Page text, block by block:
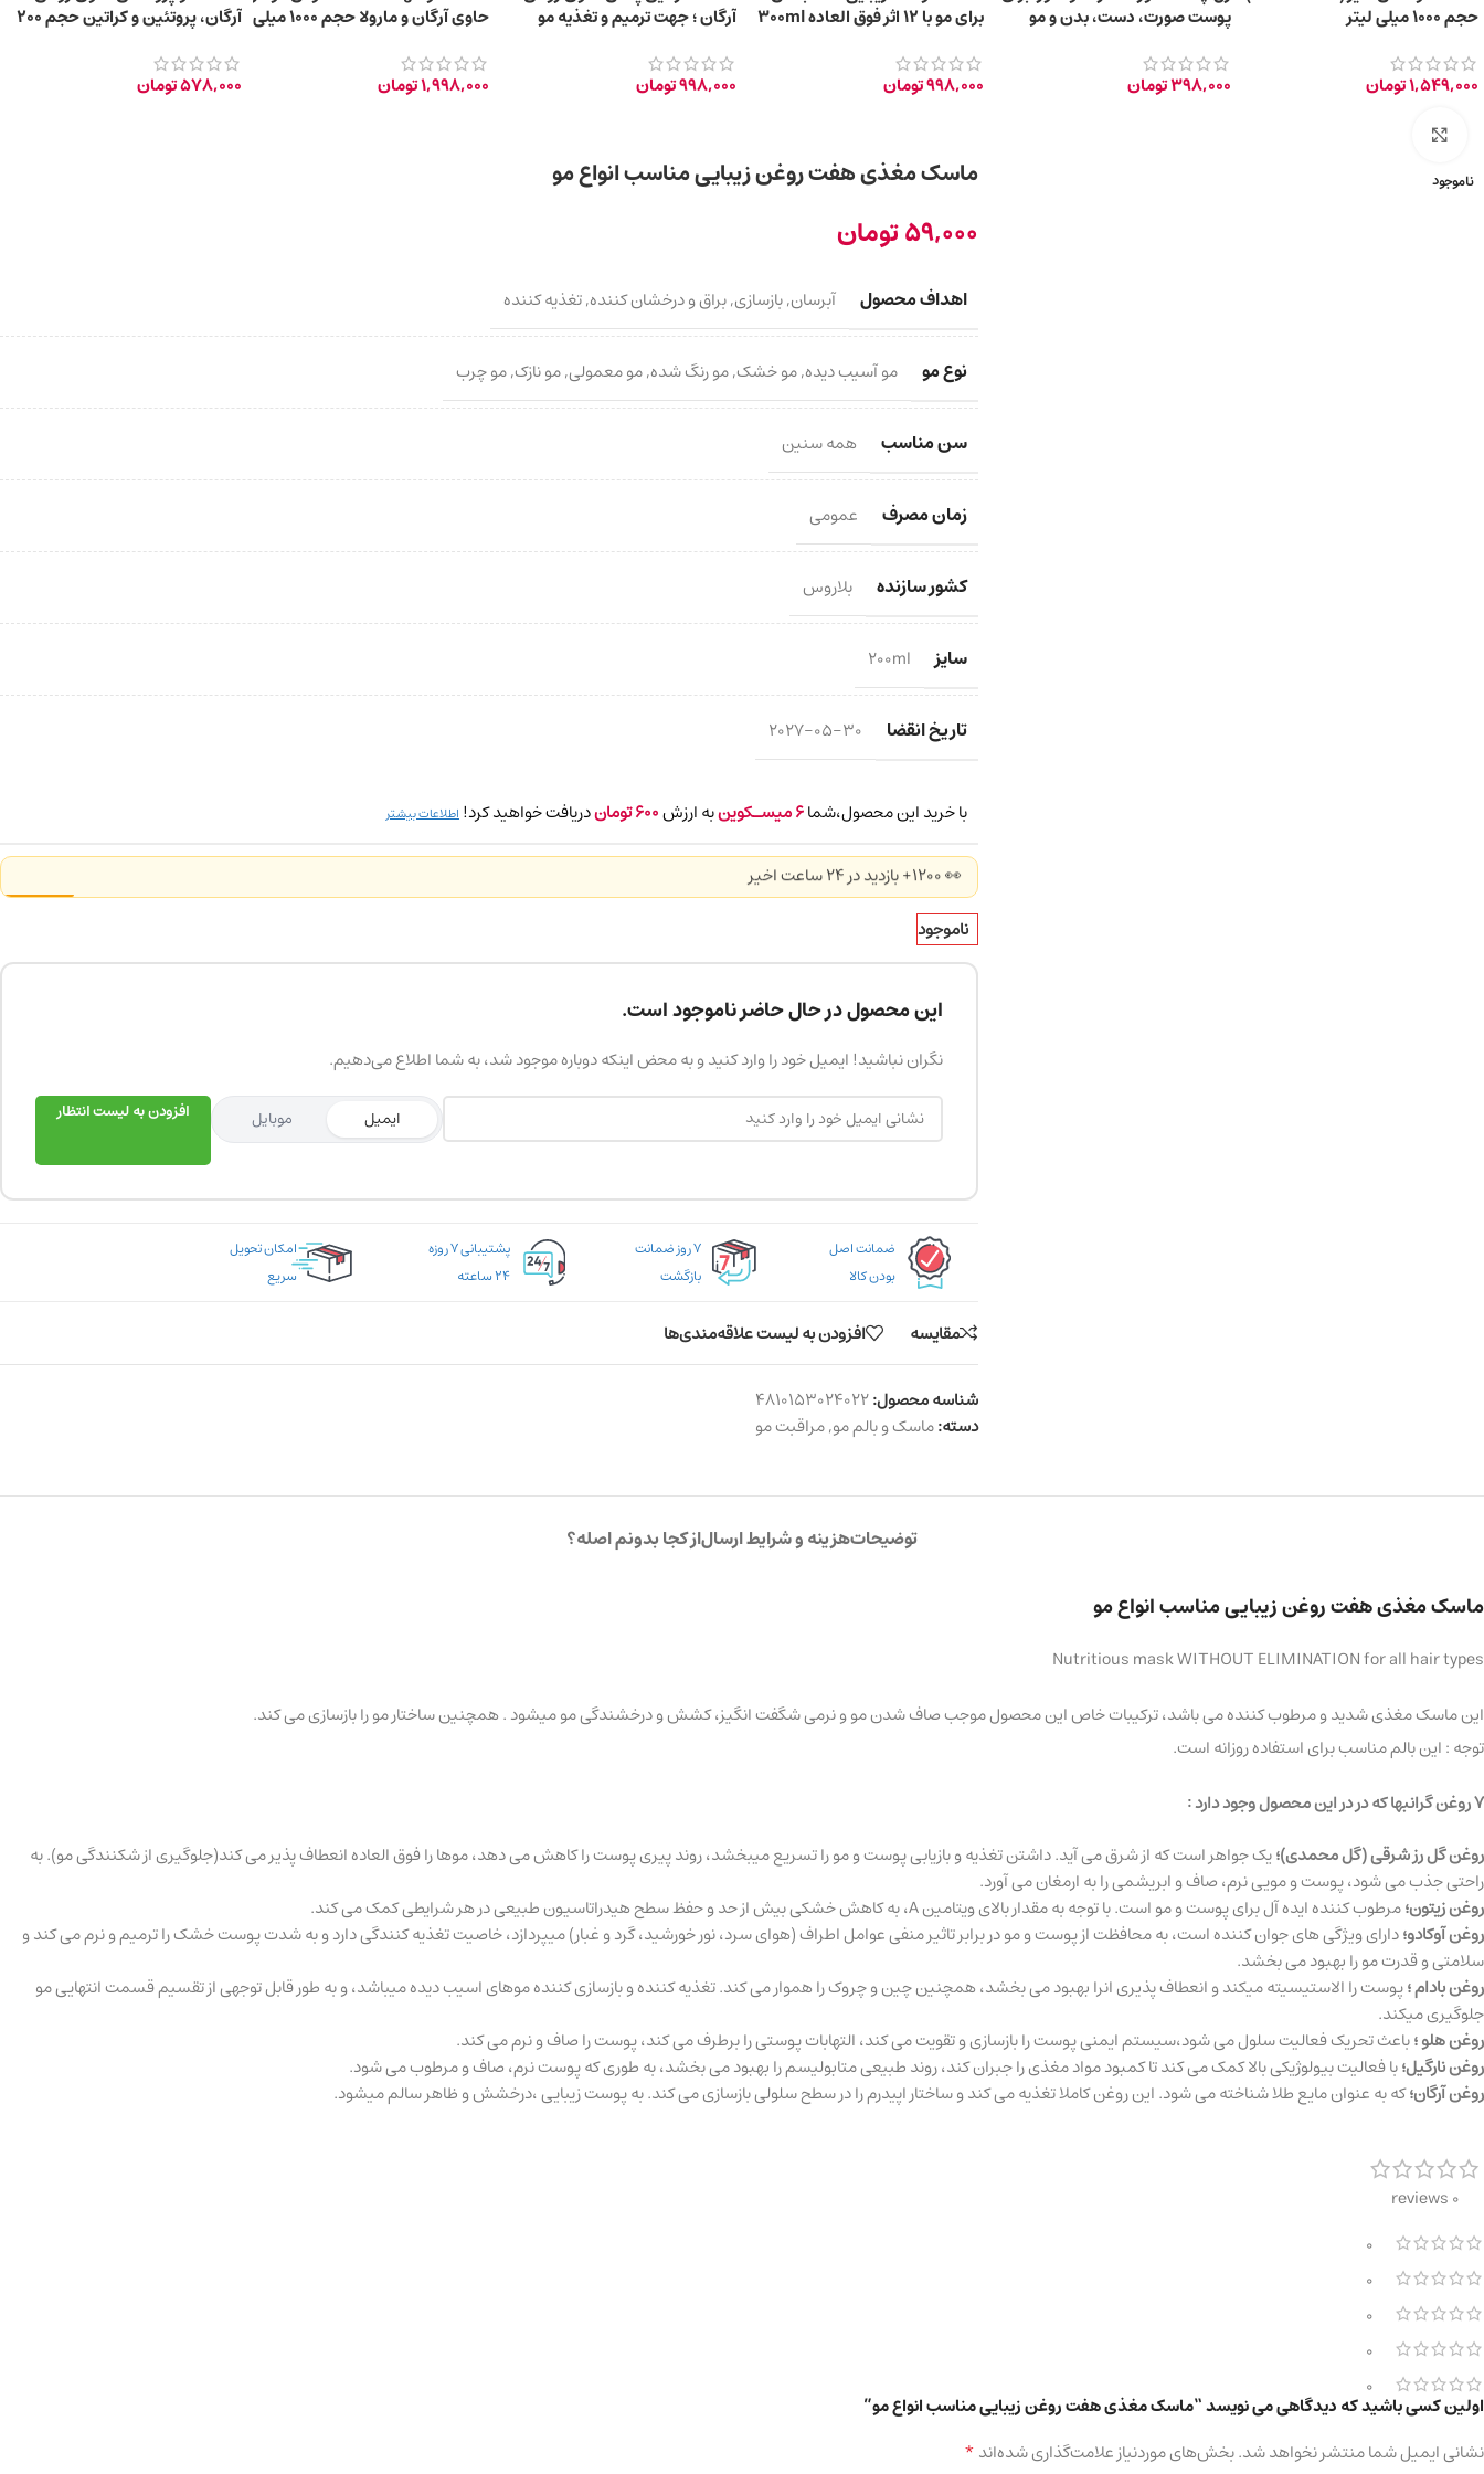
حجم ۱۰۰۰ میلی لیتر
1,549,000تومان
پوست صورت، دست، بدن و مو
398,000تومان
برای مو با 12 اثر فوق العاده 300ml
998,000تومان
آرگان ؛ جهت ترمیم و تغذیه مو
998,000تومان
حاوی آرگان و مارولا حجم ۱۰۰۰ میلی
1,998,000تومان
آرگان، پروتئین‌ و کراتین حجم 200
578,000تومان
ناموجود ماسک مغذی هفت روغن زیبایی مناسب انواع مو
59,000تومان
اهداف محصول آبرسان,بازسازی,براق و درخشان کننده,تغذیه کننده
نوع مو مو آسیب دیده,مو خشک,مو رنگ شده,مو معمولی,مو نازک,مو چرب
سن مناسب همه سنین
زمان مصرف عمومی
کشور سازنده بلاروس
سایز 200ml
تاریخ انقضا 2027-05-30
با خرید این محصول،شما6میسـکوینبه ارزش600توماندریافت خواهید کرد! اطلاعات بیشتر
👀 1200+ بازدید در ۲۴ ساعت اخیر
ناموجود
این محصول در حال حاضر ناموجود است.
نگران نباشید! ایمیل خود را وارد کنید و به محض اینکه دوباره موجود شد، به شما اطلاع می‌دهیم.
ایمیل موبایل افزودن به لیست انتظار
ضمانت اصل
بودن کالا
۷ روز ضمانت
بازگشت
پشتیبانی ۷ روزه
۲۴ ساعته
امکان تحویل
سریع
مقایسه افزودن به لیست علاقه‌مندی‌ها
شناسه محصول:4810153024022
دسته:ماسک و بالم مو,مراقبت مو
توضیحاتهزینه و شرایط ارسالاز کجا بدونم اصله؟
ماسک مغذی هفت روغن زیبایی مناسب انواع مو
Nutritious mask WITHOUT ELIMINATION for all hair types
این ماسک مغذی شدید و مرطوب کننده می باشد، ترکیبات خاص این محصول موجب صاف شدن مو و نرمی شگفت انگیز، کشش و درخشندگی مو میشود . همچنین ساختار مو را بازسازی می کند.
توجه : این بالم مناسب برای استفاده روزانه است.
7 روغن گرانبها که در در این محصول وجود دارد :
روغن گل رز شرقی (گل محمدی)؛یک جواهر است که از شرق می آید. داشتن تغذیه و بازیابی پوست و مو را تسریع میبخشد، روند پیری پوست را کاهش می دهد، موها را فوق العاده انعطاف پذیر می کند(جلوگیری از شکنندگی مو). به
راحتی جذب می شود، پوست و مویی نرم، صاف و ابریشمی را به ارمغان می آورد.
روغن زیتون؛مرطوب کننده ایده آل برای پوست و مو است. با توجه به مقدار بالای ویتامین A، به کاهش خشکی بیش از حد و حفظ سطح هیدراتاسیون طبیعی در هر شرایطی کمک می کند.
روغن آوکادو؛دارای ویژگی های جوان کننده است، به محافظت از پوست و مو در برابر تاثیر منفی عوامل اطراف (هوای سرد، نور خورشید، گرد و غبار) میپردازد، خاصیت تغذیه کنندگی دارد و به شدت پوست خشک را ترمیم و نرم می کند و
سلامتی و قدرت مو را بهبود می بخشد.
روغن بادام ؛پوست را الاستیسیته میکند و انعطاف پذیری انرا بهبود می بخشد، همچنین چین و چروک را هموار می کند. تغذیه کننده و بازسازی کننده موهای اسیب دیده میباشد، و به طور قابل توجهی از تقسیم قسمت انتهایی مو
جلوگیری میکند.
روغن هلو ؛باعث تحریک فعالیت سلول می شود،سیستم ایمنی پوست را بازسازی و تقویت می کند، التهابات پوستی را برطرف می کند، پوست را صاف و نرم می کند.
روغن نارگیل؛با فعالیت بیولوژیکی بالا کمک می کند تا کمبود مواد مغذی را جبران کند، روند طبیعی متابولیسم را بهبود می بخشد، به طوری که پوست نرم، صاف و مرطوب می شود.
روغن آرگان؛که به عنوان مایع طلا شناخته می شود. این روغن کاملا تغذیه می کند و ساختار اپیدرم را در سطح سلولی بازسازی می کند. به پوست زیبایی ،درخشش و ظاهر سالم میشود.
0 reviews
0
0
0
0
0
اولین کسی باشید که دیدگاهی می نویسد “ماسک مغذی هفت روغن زیبایی مناسب انواع مو”
نشانی ایمیل شما منتشر نخواهد شد.بخش‌های موردنیاز علامت‌گذاری شده‌اند*